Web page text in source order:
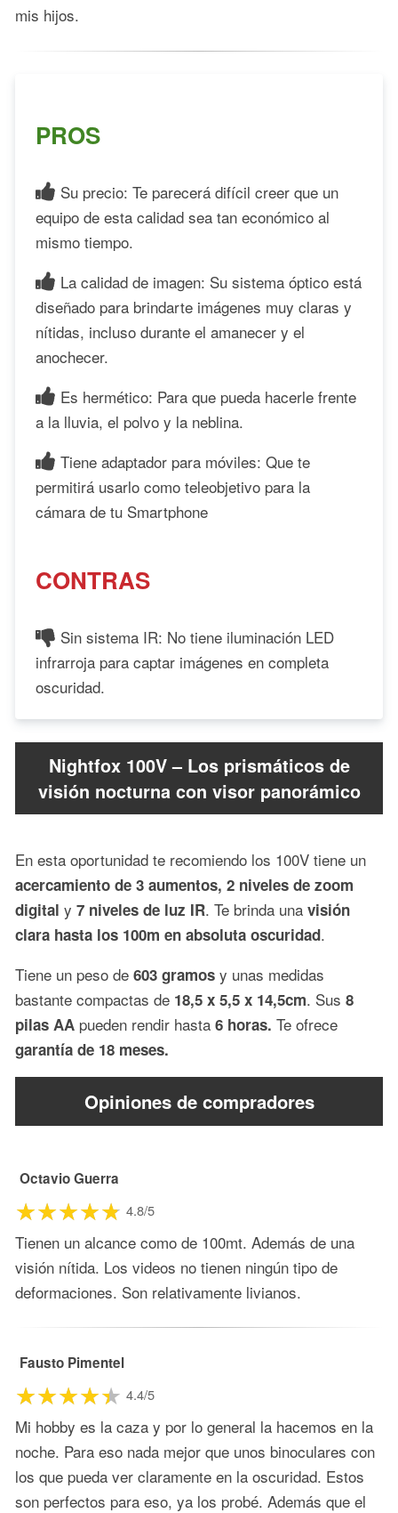
mis hijos.
PROS
Su precio: Te parecerá difícil creer que un
equipo de esta calidad sea tan económico al
mismo tiempo.
La calidad de imagen: Su sistema óptico está
diseñado para brindarte imágenes muy claras y
nítidas, incluso durante el amanecer y el
anochecer.
Es hermético: Para que pueda hacerle frente
a la lluvia, el polvo y la neblina.
Tiene adaptador para móviles: Que te
permitirá usarlo como teleobjetivo para la
cámara de tu Smartphone
CONTRAS
Sin sistema IR: No tiene iluminación LED
infrarroja para captar imágenes en completa
oscuridad.
Nightfox 100V – Los prismáticos de
visión nocturna con visor panorámico
En esta oportunidad te recomiendo los 100V tiene un
acercamiento de 3 aumentos, 2 niveles de zoom
digital y 7 niveles de luz IR. Te brinda una visión
clara hasta los 100m en absoluta oscuridad.
Tiene un peso de 603 gramos y unas medidas
bastante compactas de 18,5 x 5,5 x 14,5cm. Sus 8
pilas AA pueden rendir hasta 6 horas. Te ofrece
garantía de 18 meses.
Opiniones de compradores
Octavio Guerra
4.8/5
Tienen un alcance como de 100mt. Además de una
visión nítida. Los videos no tienen ningún tipo de
deformaciones. Son relativamente livianos.
Fausto Pimentel
4.4/5
Mi hobby es la caza y por lo general la hacemos en la
noche. Para eso nada mejor que unos binoculares con
los que pueda ver claramente en la oscuridad. Estos
son perfectos para eso, ya los probé. Además que el